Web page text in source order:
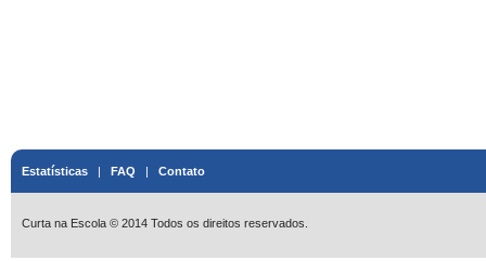
Estatísticas | FAQ | Contato
Curta na Escola © 2014 Todos os direitos reservados.